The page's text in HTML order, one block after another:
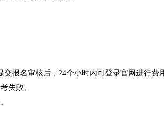
交报名审核后，24个小时内可登录官网进行费
失败。